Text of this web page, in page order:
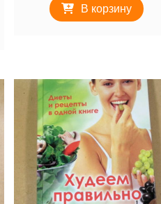
В корзину